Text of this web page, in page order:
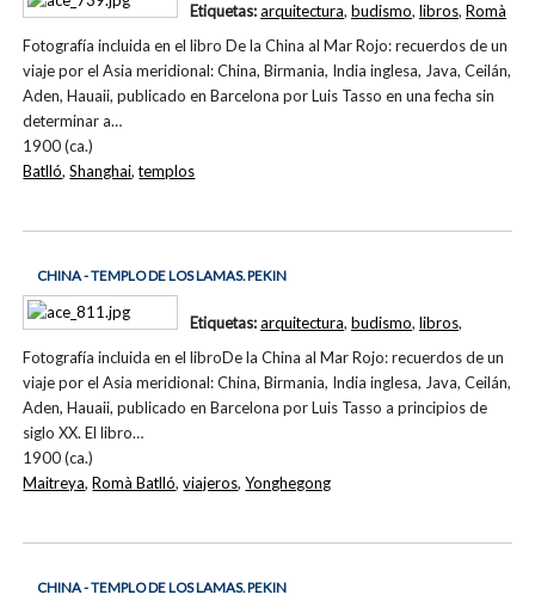
Fotografía incluida en el libro De la China al Mar Rojo: recuerdos de un
viaje por el Asia meridional: China, Birmania, India inglesa, Java, Ceilán,
Aden, Hauaii, publicado en Barcelona por Luis Tasso en una fecha sin
determinar a…
1900 (ca.)
Etiquetas:arquitectura, budismo, libros, Romà
Batlló,Shanghai,templos
CHINA - TEMPLO DE LOS LAMAS. PEKIN
Fotografía incluida en el libroDe la China al Mar Rojo: recuerdos de un
viaje por el Asia meridional: China, Birmania, India inglesa, Java, Ceilán,
Aden, Hauaii, publicado en Barcelona por Luis Tasso a principios de
siglo XX. El libro…
1900 (ca.)
Etiquetas:arquitectura, budismo, libros,
Maitreya,Romà Batlló,viajeros,Yonghegong
CHINA - TEMPLO DE LOS LAMAS. PEKIN